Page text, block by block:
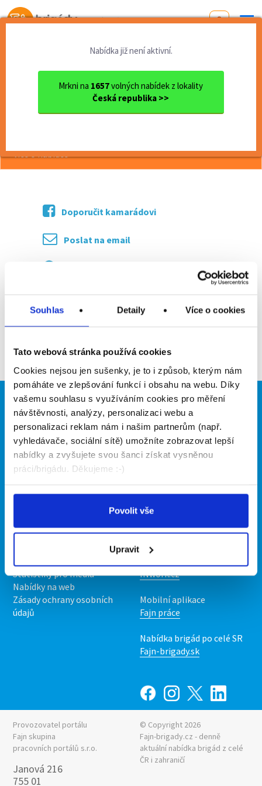
Souhlas Detaily Více o cookies
Tato webová stránka používá cookies
Cookies nejsou jen sušenky, je to i způsob, kterým nám
pomáháte ve zlepšování funkcí i obsahu na webu. Díky
vašemu souhlasu s využíváním cookies pro měření
návštěvnosti, analýzy, personalizaci webu a
personalizaci reklam nám i našim partnerům (např.
vyhledávače, sociální sítě) umožníte zobrazovat lepší
nabídky a zvyšujete svou šanci získat vysněnou
práci/brigádu. Děkujeme :-)
Povolit vše
Upravit
Od první brigády
Nabídka již není aktivní.
Mrkni na 1657volných nabídek z lokality
Česká republika >>
Jihomoravský kraj okres Brno
Kurýr Foodora
Kurýr Foodora
více o nabídce >>
Doporučit kamarádovi
Poslat na email
Brigádníci
Články
Hledané brigády
Firmy
Vložit inzerát
Ceník
Propagace
O portálu
O nás
Statistiky pro média
Nabídky na web
Zásady ochrany osobních
údajů
Naše další projekty
Fajn brigády
INwork.cz
Mobilní aplikace
Fajn práce
Nabídka brigád po celé SR
Fajn-brigady.sk
Provozovatel portálu
Fajn skupina
pracovních portálů s.r.o.
Janová 216
755 01
© Copyright 2026
Fajn-brigady.cz - denně
aktuální nabídka brigád z celé
ČR i zahraničí